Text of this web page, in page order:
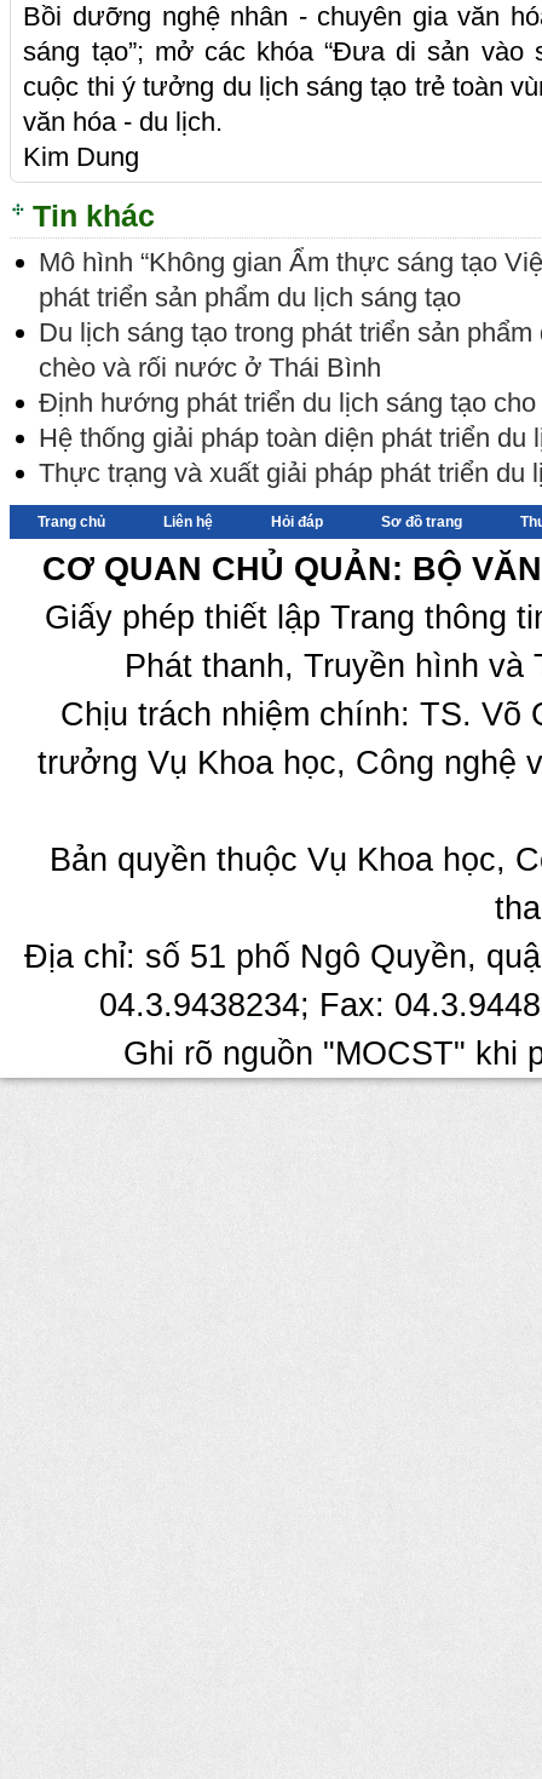
Bồi dưỡng nghệ nhân - chuyên gia văn
sáng tạo”; mở các khóa “Đưa di sản vào
cuộc thi ý tưởng du lịch sáng tạo trẻ toàn
văn hóa - du lịch.
Kim Dung
Tin khác
Mô hình “Không gian Ẩm thực sáng tạo
phát triển sản phẩm du lịch sáng tạo
Du lịch sáng tạo trong phát triển sản
chèo và rối nước ở Thái Bình
Định hướng phát triển du lịch sáng tạo
Hệ thống giải pháp toàn diện phát triển du
Thực trạng và xuất giải pháp phát triển du
Trang chủ Liên hệ Hỏi đáp Sơ đồ trang
CƠ QUAN CHỦ QUẢN: BỘ
Giấy phép thiết lập Trang thông
Phát thanh, Truyền hình
Chịu trách nhiệm chính: TS.
trưởng Vụ Khoa học, Công nghệ
Bản quyền thuộc Vụ Khoa học,
Địa chỉ: số 51 phố Ngô Quyền,
04.3.9438234; Fax:
Ghi rõ nguồn "MOCST" khi